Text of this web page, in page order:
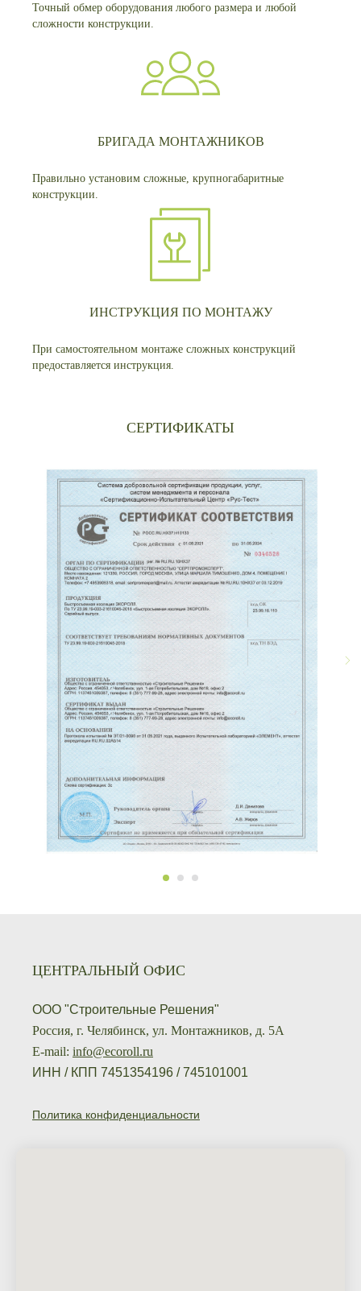
Точный обмер оборудования любого размера и любой
сложности конструкции.
БРИГАДА МОНТАЖНИКОВ
Правильно установим сложные, крупногабаритные
конструкции.
ИНСТРУКЦИЯ ПО МОНТАЖУ
При самостоятельном монтаже сложных конструкций
предоставляется инструкция.
СЕРТИФИКАТЫ
ЦЕНТРАЛЬНЫЙ ОФИС
ООО "Строительные Решения"
Россия, г. Челябинск, ул. Монтажников, д. 5А
E-mail: info@ecoroll.ru
ИНН / КПП 7451354196 / 745101001
Политика конфиденциальности